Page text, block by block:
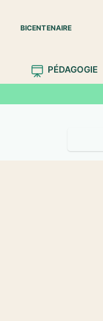
BICENTENAIRE
PÉDAGOGIE